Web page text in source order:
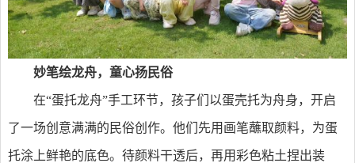
妙笔绘龙舟，童心扬民俗
在“蛋托龙舟”手工环节，孩子们以蛋壳托为舟身，开启
了一场创意满满的民俗创作。他们先用画笔蘸取颜料，为蛋
托涂上鲜艳的底色。待颜料干透后，再用彩色粘土捏出装